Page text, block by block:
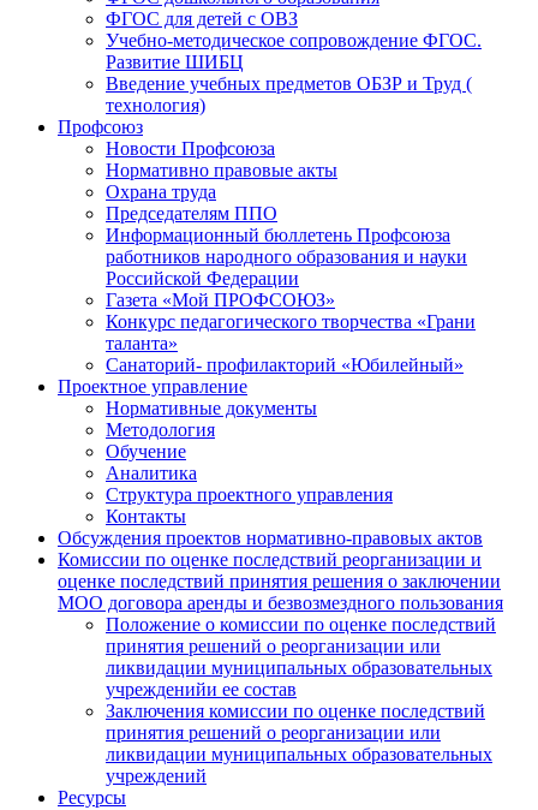
ФГОС для детей с ОВЗ
Учебно-методическое сопровождение ФГОС.
Развитие ШИБЦ
Введение учебных предметов ОБЗР и Труд (
технология)
Профсоюз
Новости Профсоюза
Нормативно правовые акты
Охрана труда
Председателям ППО
Информационный бюллетень Профсоюза
работников народного образования и науки
Российской Федерации
Газета «Мой ПРОФСОЮЗ»
Конкурс педагогического творчества «Грани
таланта»
Санаторий- профилакторий «Юбилейный»
Проектное управление
Нормативные документы
Методология
Обучение
Аналитика
Структура проектного управления
Контакты
Обсуждения проектов нормативно-правовых актов
Комиссии по оценке последствий реорганизации и
оценке последствий принятия решения о заключении
МОО договора аренды и безвозмездного пользования
Положение о комиссии по оценке последствий
принятия решений о реорганизации или
ликвидации муниципальных образовательных
учрежденийи ее состав
Заключения комиссии по оценке последствий
принятия решений о реорганизации или
ликвидации муниципальных образовательных
учреждений
Ресурсы